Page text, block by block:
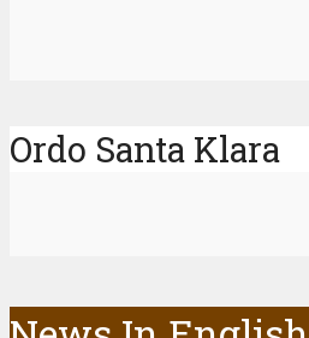
Ordo Santa Klara